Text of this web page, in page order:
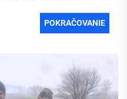
POKRAČOVANIE